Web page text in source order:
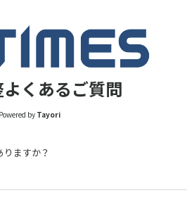
くあるご質問
Powered by Tayori
ますか？